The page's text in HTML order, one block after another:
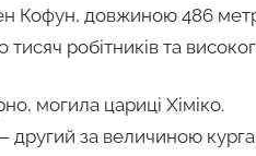
Кофун, довжиною 486
робітників та
могила цариці Хіміко.
за величиною